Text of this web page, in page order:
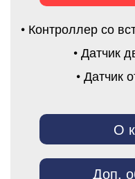
• Контроллер со
• Датчик
• Датчик
О
Доп.